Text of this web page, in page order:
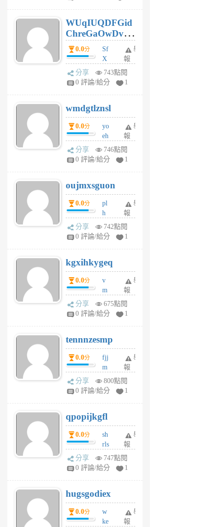
個
月
前
WUqIUQDFGid
ChreGaOwDv
dY0.0分
Sf
X
Pe
Jc
R
P
m
v
A
V
個
月
前
舉
報
分享
743點閱
0 評論/給分
1
wmdgtlznsl
0.0分
yo
eh
ld
gy
個
月
前
舉
報
分享
746點閱
0 評論/給分
1
oujmxsguon
0.0分
pl
h
wi
w
6
個
月
前
舉
報
分享
742點閱
0 評論/給分
1
kgxihkygeq
0.0分
v
m
sg
sr
6
個
月
前
舉
報
分享
675點閱
0 評論/給分
1
tennnzesmp
0.0分
fjj
m
w
rs
6
個
月
前
舉
報
分享
800點閱
0 評論/給分
1
qpopijkgfl
0.0分
sh
rls
k
m
6
個
月
前
舉
報
分享
747點閱
0 評論/給分
1
hugsgodiex
0.0分
w
ke
舉
報